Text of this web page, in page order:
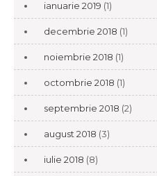
ianuarie 2019 (1)
decembrie 2018 (1)
noiembrie 2018 (1)
octombrie 2018 (1)
septembrie 2018 (2)
august 2018 (3)
iulie 2018 (8)